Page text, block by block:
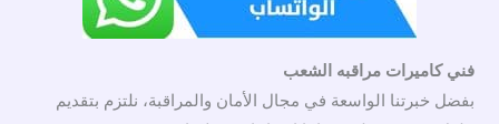
فني كاميرات مراقبه الشعب
بفضل خبرتنا الواسعة في مجال الأمان والمراقبة، نلتزم بتقديم